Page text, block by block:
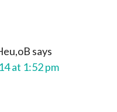
says
at 1:52 pm